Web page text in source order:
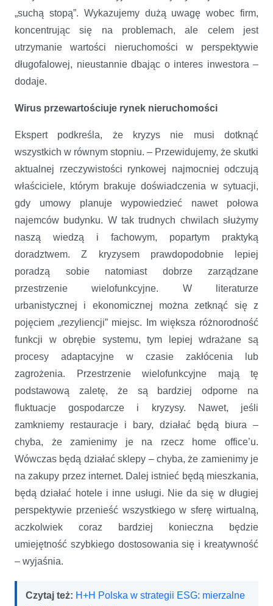
„suchą stopą”. Wykazujemy dużą uwagę wobec firm,
koncentrując się na problemach, ale celem jest
utrzymanie wartości nieruchomości w perspektywie
długofalowej, nieustannie dbając o interes inwestora –
dodaje.
Wirus przewartościuje rynek nieruchomości
Ekspert podkreśla, że kryzys nie musi dotknąć
wszystkich w równym stopniu. – Przewidujemy, że skutki
aktualnej rzeczywistości rynkowej najmocniej odczują
właściciele, którym brakuje doświadczenia w sytuacji,
gdy umowy planuje wypowiedzieć nawet połowa
najemców budynku. W tak trudnych chwilach służymy
naszą wiedzą i fachowym, popartym praktyką
doradztwem. Z kryzysem prawdopodobnie lepiej
poradzą sobie natomiast dobrze zarządzane
przestrzenie wielofunkcyjne. W literaturze
urbanistycznej i ekonomicznej można zetknąć się z
pojęciem „rezyliencji” miejsc. Im większa różnorodność
funkcji w obrębie systemu, tym lepiej wdrażane są
procesy adaptacyjne w czasie zakłócenia lub
zagrożenia. Przestrzenie wielofunkcyjne mają tę
podstawową zaletę, że są bardziej odporne na
fluktuacje gospodarcze i kryzysy. Nawet, jeśli
zamkniemy restauracje i bary, działać będą biura –
chyba, że zamienimy je na rzecz home office’u.
Wówczas będą działać sklepy – chyba, że zamienimy je
na zakupy przez internet. Dalej istnieć będą mieszkania,
będą działać hotele i inne usługi. Nie da się w długiej
perspektywie przenieść wszystkiego w sferę wirtualną,
aczkolwiek coraz bardziej konieczna będzie
umiejętność szybkiego dostosowania się i kreatywność
– wyjaśnia.
Czytaj też: H+H Polska w strategii ESG: mierzalne